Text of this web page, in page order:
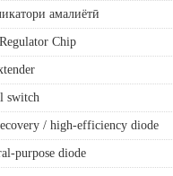
амалиётӣ
Chip
switch
/ high-efficiency diode
purpose diode